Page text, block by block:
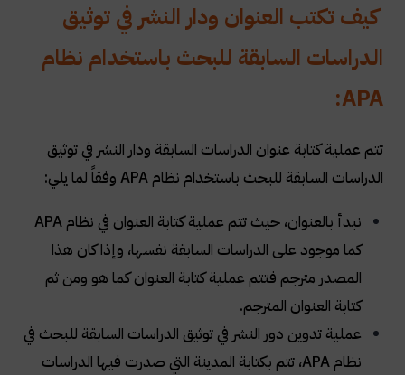
كيف تكتب العنوان ودار النشر في توثيق
الدراسات السابقة للبحث باستخدام نظام
APA
:
تتم عملية كتابة عنوان الدراسات السابقة ودار النشر في توثيق
الدراسات السابقة للبحث باستخدام نظام APA وفقاً لما يلي:
نبدأ بالعنوان، حيث تتم عملية كتابة العنوان في نظام APA
كما موجود على الدراسات السابقة نفسها، وإذا كان هذا
المصدر مترجم فتتم عملية كتابة العنوان كما هو ومن ثم
كتابة العنوان المترجم.
عملية تدوين دور النشر في توثيق الدراسات السابقة للبحث في
نظام APA، تتم بكتابة المدينة التي صدرت فيها الدراسات